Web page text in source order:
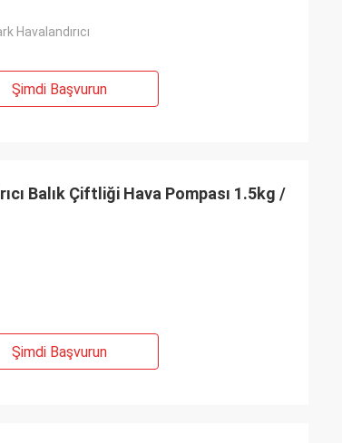
Havalandırıcı
Şimdi Başvurun
Balık Çiftliği Hava Pompası 1.5kg /
Şimdi Başvurun